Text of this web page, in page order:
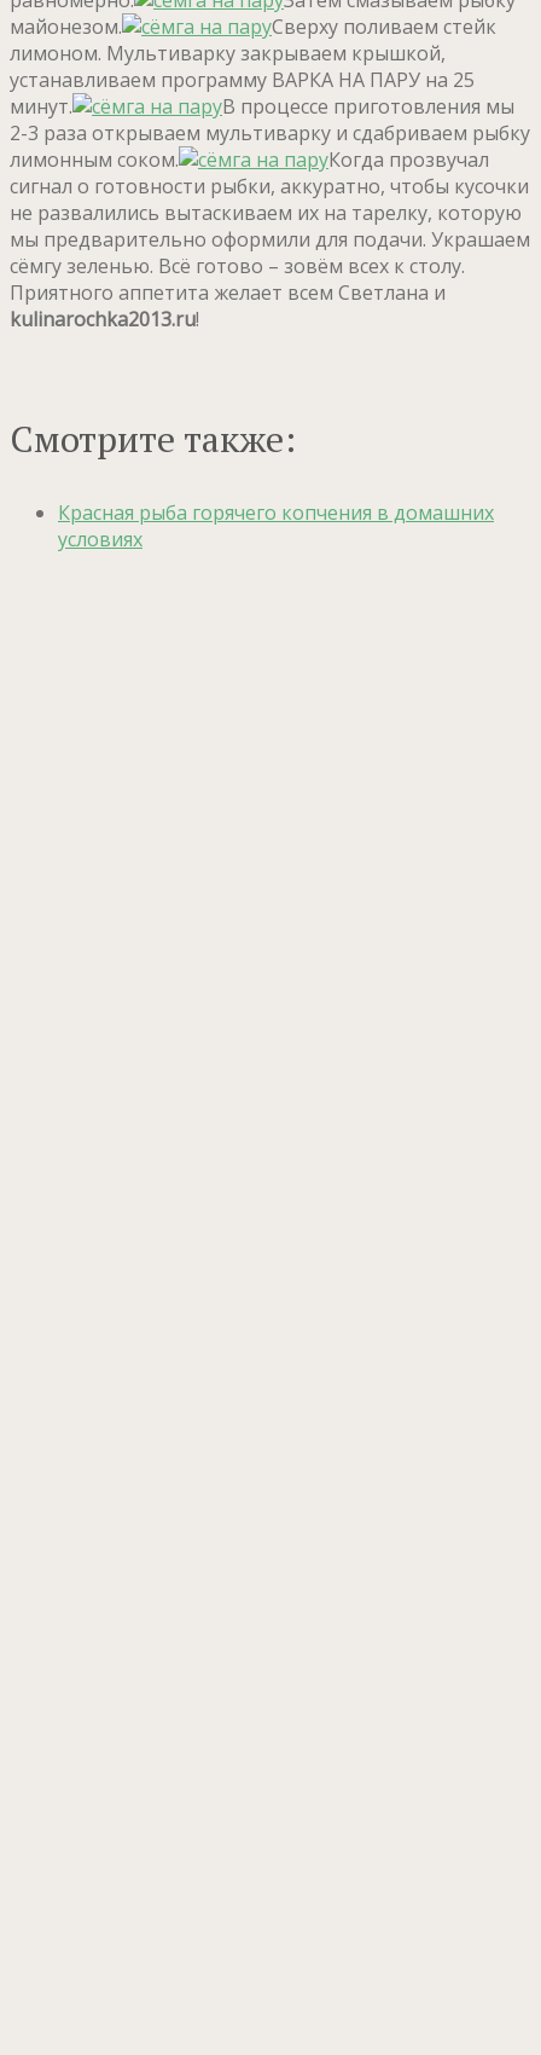
майонезом.
Сверху поливаем стейк
лимоном. Мультиварку закрываем крышкой,
устанавливаем программу ВАРКА НА ПАРУ на 25
минут.
В процессе приготовления мы
2-3 раза открываем мультиварку и сдабриваем рыбку
лимонным соком.
Когда прозвучал
сигнал о готовности рыбки, аккуратно, чтобы кусочки
не развалились вытаскиваем их на тарелку, которую
мы предварительно оформили для подачи. Украшаем
сёмгу зеленью. Всё готово – зовём всех к столу.
Приятного аппетита желает всем Светлана и
kulinarochka2013.ru!
Смотрите также:
Красная рыба горячего копчения в домашних
условиях